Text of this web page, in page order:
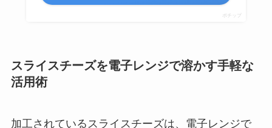
ポチップ
スライスチーズを電子レンジで溶かす手軽な
活用術
加工されているスライスチーズは、電子レンジで